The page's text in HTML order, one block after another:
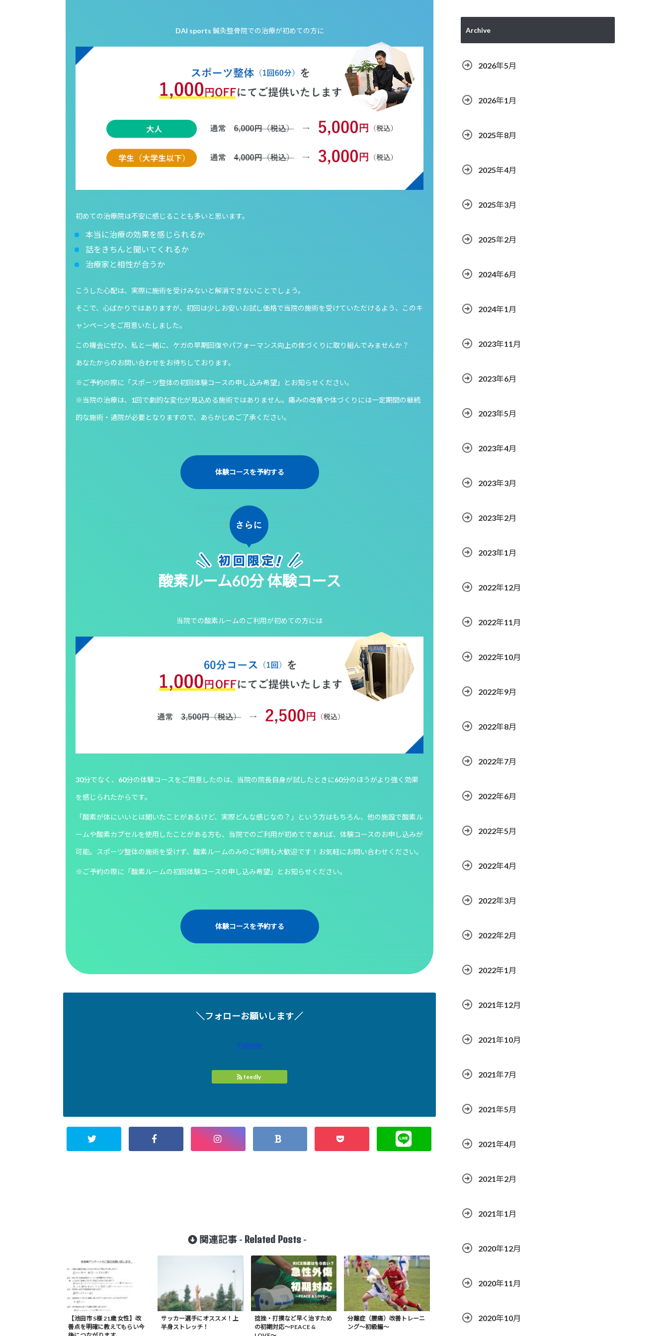
DAI sports 鍼灸整骨院での治療が初めての方に
初めての治療院は不安に感じることも多いと思います。
本当に治療の効果を感じられるか
話をきちんと聞いてくれるか
治療家と相性が合うか
こうした心配は、実際に施術を受けみないと解消できないことでしょう。
そこで、心ばかりではありますが、初回は少しお安いお試し価格で当院の施術を受けていただけるよう、このキ
ャンペーンをご用意いたしました。
この機会にぜひ、私と一緒に、ケガの早期回復やパフォーマンス向上の体づくりに取り組んでみませんか？
あなたからのお問い合わせをお待ちしております。
※ご予約の際に「スポーツ整体の初回体験コースの申し込み希望」とお知らせください。
※当院の治療は、1回で劇的な変化が見込める施術ではありません。痛みの改善や体づくりには一定期間の継続
的な施術・通院が必要となりますので、あらかじめご了承ください。
体験コースを予約する
酸素ルーム60分 体験コース
当院での酸素ルームの ご利用が初めての方には
30分でなく、60分の体験コースをご用意したのは、当院の院長自身が試したときに60分のほうがより強く効果
を感じられたからです。
「酸素が体にいいとは聞いたことがあるけど、実際どんな感じなの？」という方はもちろん、他の施設で酸素ル
ームや酸素カプセルを使用したことがある方も、当院でのご利用が初めてであれば、体験コースのお申し込みが
可能。スポーツ整体の施術を受けず、酸素ルームのみのご利用も大歓迎です！お気軽にお問い合わせください。
※ご予約の際に「酸素ルームの初回体験コースの申し込み希望」とお知らせください。
体験コースを予約する
＼フォローお願いします／
Follow
feedly
関連記事 - Related Posts-
【池田市 S様 21歳 女性】改
善点を明確に教えてもらい今
サッカー選手にオススメ！上
半身ストレッチ！
捻挫・打撲など早く治すため
の初期対応〜PEACE &
分離症（腰痛）改善トレーニ
ング〜初級編〜
Archive
2026年5月
2026年1月
2025年8月
2025年4月
2025年3月
2025年2月
2024年6月
2024年1月
2023年11月
2023年6月
2023年5月
2023年4月
2023年3月
2023年2月
2023年1月
2022年12月
2022年11月
2022年10月
2022年9月
2022年8月
2022年7月
2022年6月
2022年5月
2022年4月
2022年3月
2022年2月
2022年1月
2021年12月
2021年10月
2021年7月
2021年5月
2021年4月
2021年2月
2021年1月
2020年12月
2020年11月
2020年10月